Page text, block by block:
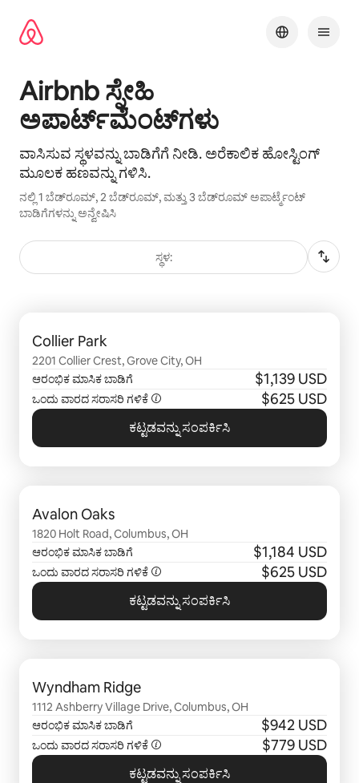
ಹೋಗಿ
Airbnb ಸ್ನೇಹಿ
ಅಪಾರ್ಟ್‌ಮೆಂಟ್‌ಗಳು
ವಾಸಿಸುವ ಸ್ಥಳವನ್ನು ಬಾಡಿಗೆಗೆ ನೀಡಿ. ಅರೆಕಾಲಿಕ ಹೋಸ್ಟಿಂಗ್
ಮೂಲಕ ಹಣವನ್ನು ಗಳಿಸಿ.
ನಲ್ಲಿ 1 ಬೆಡ್‌ರೂಮ್, 2 ಬೆಡ್‌ರೂಮ್, ಮತ್ತು 3 ಬೆಡ್‌ರೂಮ್ ಅಪಾರ್ಟ್ಮೆಂಟ್
ಬಾಡಿಗೆಗಳನ್ನು ಅನ್ವೇಷಿಸಿ
ಸ್ಥಳ:
Collier Park
2201 Collier Crest, Grove City, OH
ಆರಂಭಿಕ ಮಾಸಿಕ ಬಾಡಿಗೆ
$1,139 USD
ಒಂದು ವಾರದ ಸರಾಸರಿ ಗಳಿಕೆ $625 USD
ಕಟ್ಟಡವನ್ನು ಸಂಪರ್ಕಿಸಿ
Avalon Oaks
1820 Holt Road, Columbus, OH
ಆರಂಭಿಕ ಮಾಸಿಕ ಬಾಡಿಗೆ
$1,184 USD
ಒಂದು ವಾರದ ಸರಾಸರಿ ಗಳಿಕೆ $625 USD
ಕಟ್ಟಡವನ್ನು ಸಂಪರ್ಕಿಸಿ
Wyndham Ridge
1112 Ashberry Village Drive, Columbus, OH
ಆರಂಭಿಕ ಮಾಸಿಕ ಬಾಡಿಗೆ
$942 USD
ಒಂದು ವಾರದ ಸರಾಸರಿ ಗಳಿಕೆ $779 USD
ಕಟ್ಟಡವನ್ನು ಸಂಪರ್ಕಿಸಿ